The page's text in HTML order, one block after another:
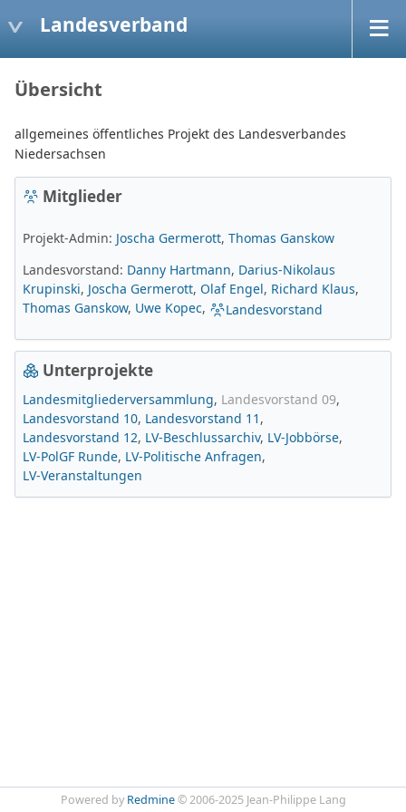
Landesverband
Übersicht
allgemeines öffentliches Projekt des Landesverbandes
Niedersachsen
Mitglieder
Projekt-Admin: Joscha Germerott, Thomas Ganskow
Landesvorstand: Danny Hartmann, Darius-Nikolaus
Krupinski, Joscha Germerott, Olaf Engel, Richard Klaus,
Thomas Ganskow, Uwe Kopec, Landesvorstand
Unterprojekte
Landesmitgliederversammlung Landesvorstand 09
Landesvorstand 10 Landesvorstand 11
Landesvorstand 12 LV-Beschlussarchiv LV-Jobbörse
LV-PolGF Runde LV-Politische Anfragen
LV-Veranstaltungen
Powered by Redmine© 2006-2025 Jean-Philippe Lang